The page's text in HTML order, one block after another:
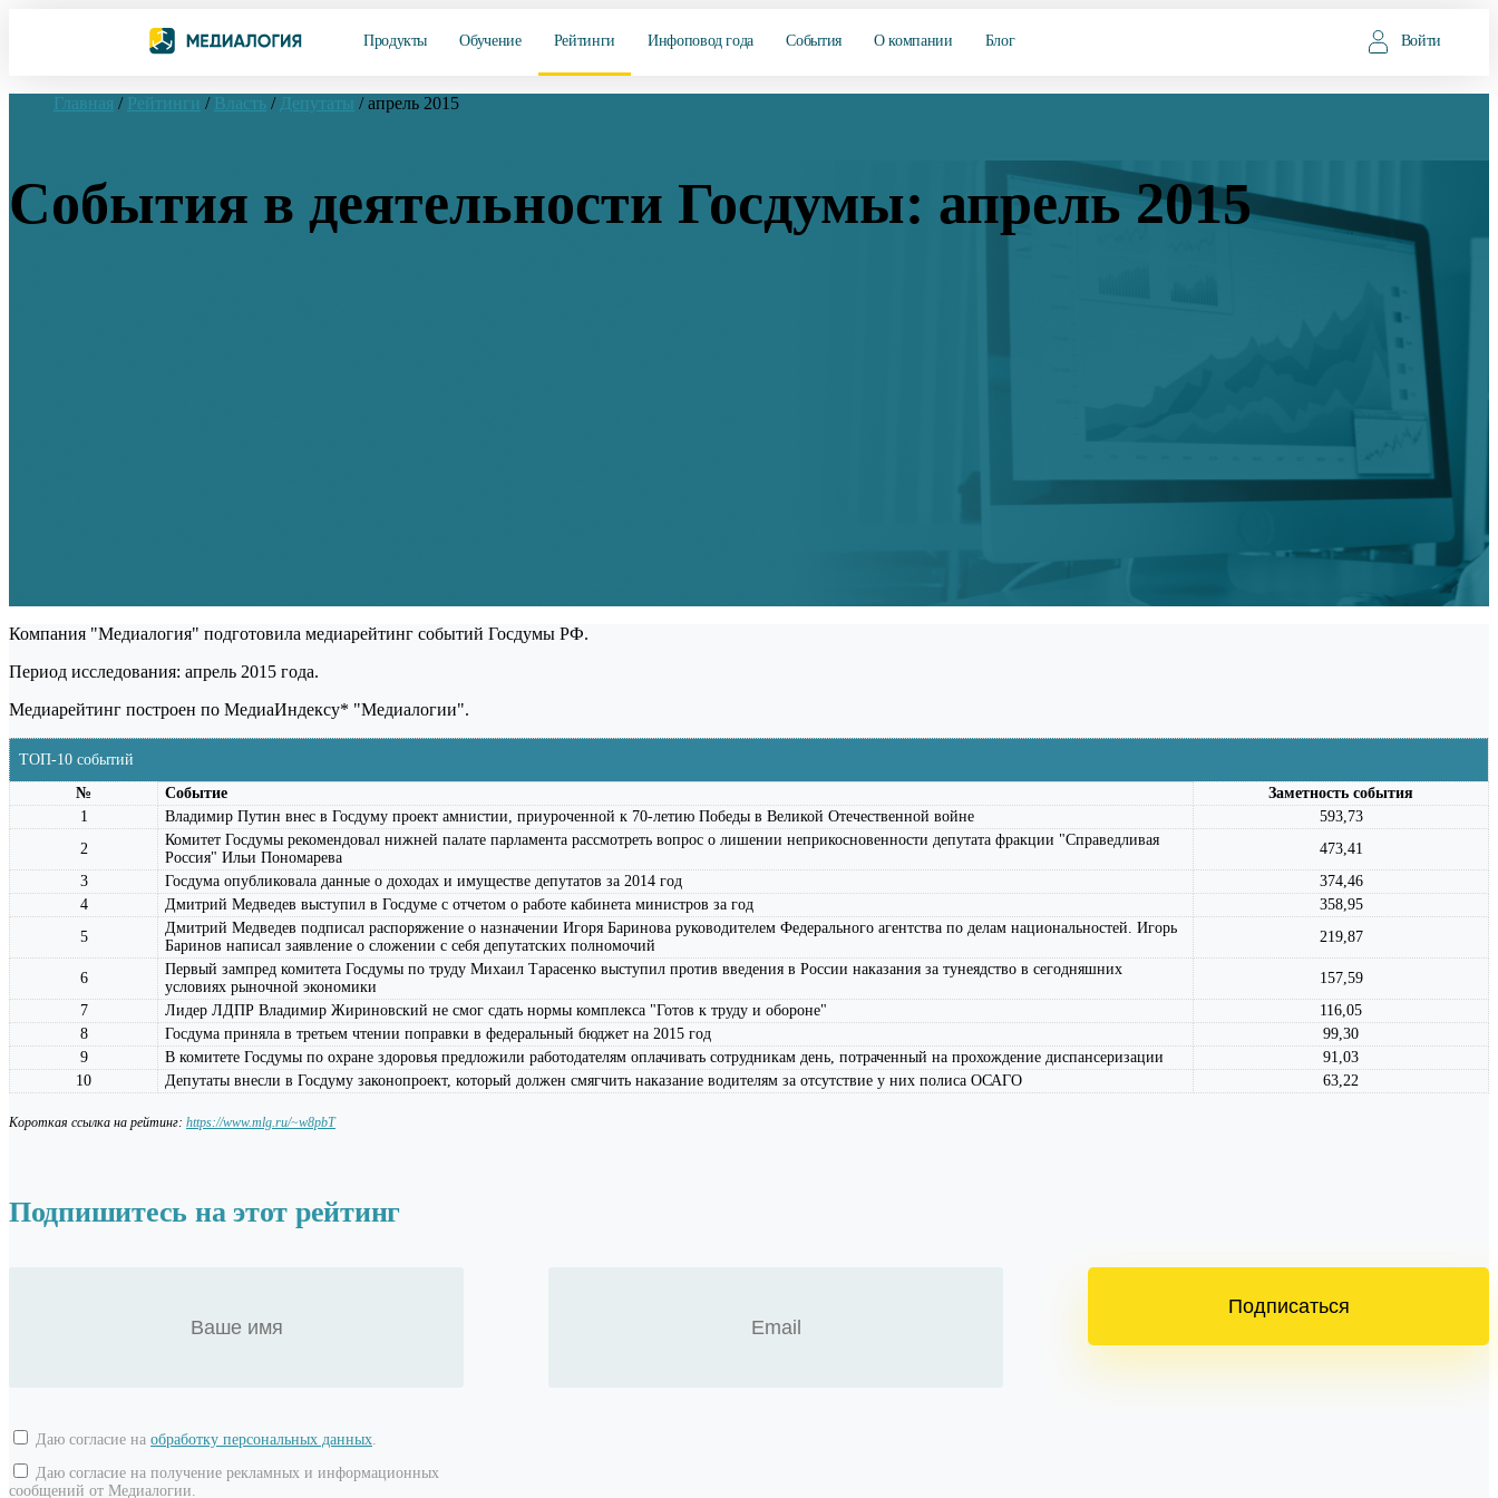
Продукты Обучение Рейтинги Инфоповод года События О компании Блог Войти
Главная / Рейтинги / Власть / Депутаты / апрель 2015
События в деятельности Госдумы: апрель 2015
Компания "Медиалогия" подготовила медиарейтинг событий Госдумы РФ.
Период исследования: апрель 2015 года.
Медиарейтинг построен по МедиаИндексу* "Медиалогии".
ТОП-10 событий
№
Событие
Заметность события
1
Владимир Путин внес в Госдуму проект амнистии, приуроченной к 70-летию Победы в Великой Отечественной войне
593,73
2
Комитет Госдумы рекомендовал нижней палате парламента рассмотреть вопрос о лишении неприкосновенности депутата фракции "Справедливая
Россия" Ильи Пономарева
473,41
3
Госдума опубликовала данные о доходах и имуществе депутатов за 2014 год
374,46
4
Дмитрий Медведев выступил в Госдуме с отчетом о работе кабинета министров за год
358,95
5
Дмитрий Медведев подписал распоряжение о назначении Игоря Баринова руководителем Федерального агентства по делам национальностей. Игорь
Баринов написал заявление о сложении с себя депутатских полномочий
219,87
6
Первый зампред комитета Госдумы по труду Михаил Тарасенко выступил против введения в России наказания за тунеядство в сегодняшних
условиях рыночной экономики
157,59
7
Лидер ЛДПР Владимир Жириновский не смог сдать нормы комплекса "Готов к труду и обороне"
116,05
8
Госдума приняла в третьем чтении поправки в федеральный бюджет на 2015 год
99,30
9
В комитете Госдумы по охране здоровья предложили работодателям оплачивать сотрудникам день, потраченный на прохождение диспансеризации
91,03
10
Депутаты внесли в Госдуму законопроект, который должен смягчить наказание водителям за отсутствие у них полиса ОСАГО 63,22
Короткая ссылка на рейтинг: https://www.mlg.ru/~w8pbT
Подпишитесь на этот рейтинг
Даю согласие на обработку персональных данных.
Даю согласие на получение рекламных и информационных
сообщений от Медиалогии.